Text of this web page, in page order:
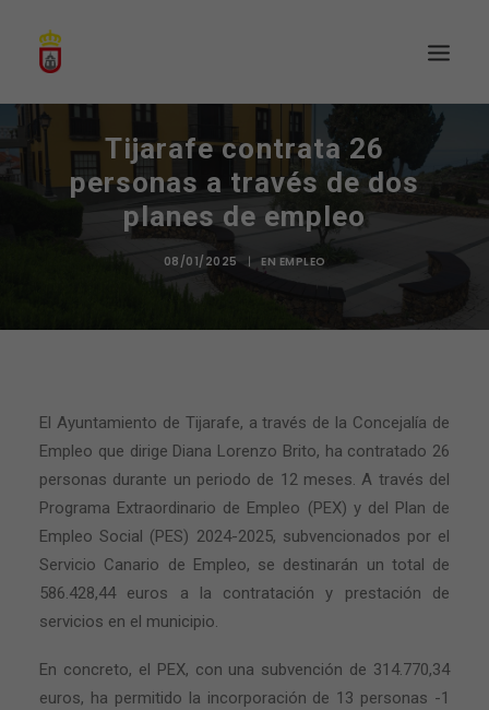
Tijarafe contrata 26
personas a través de dos
planes de empleo
08/01/2025 | EN EMPLEO
El Ayuntamiento de Tijarafe, a través de la Concejalía de
Empleo que dirige Diana Lorenzo Brito, ha contratado 26
personas durante un periodo de 12 meses. A través del
Programa Extraordinario de Empleo (PEX) y del Plan de
Empleo Social (PES) 2024-2025, subvencionados por el
Servicio Canario de Empleo, se destinarán un total de
586.428,44 euros a la contratación y prestación de
servicios en el municipio.
En concreto, el PEX, con una subvención de 314.770,34
euros, ha permitido la incorporación de 13 personas -1